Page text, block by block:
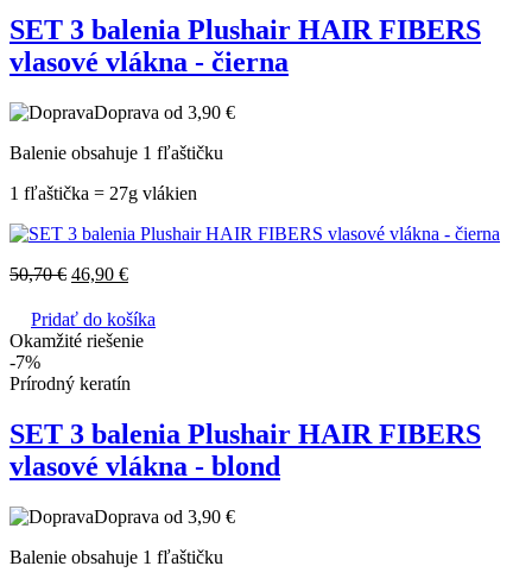
SET 3 balenia Plushair HAIR FIBERS
vlasové vlákna - čierna
Doprava od 3,90 €
Balenie obsahuje 1 fľaštičku
1 fľaštička = 27g vlákien
50,70€ 46,90 €
Pridať do košíka
Okamžité riešenie
-7%
Prírodný keratín
SET 3 balenia Plushair HAIR FIBERS
vlasové vlákna - blond
Doprava od 3,90 €
Balenie obsahuje 1 fľaštičku